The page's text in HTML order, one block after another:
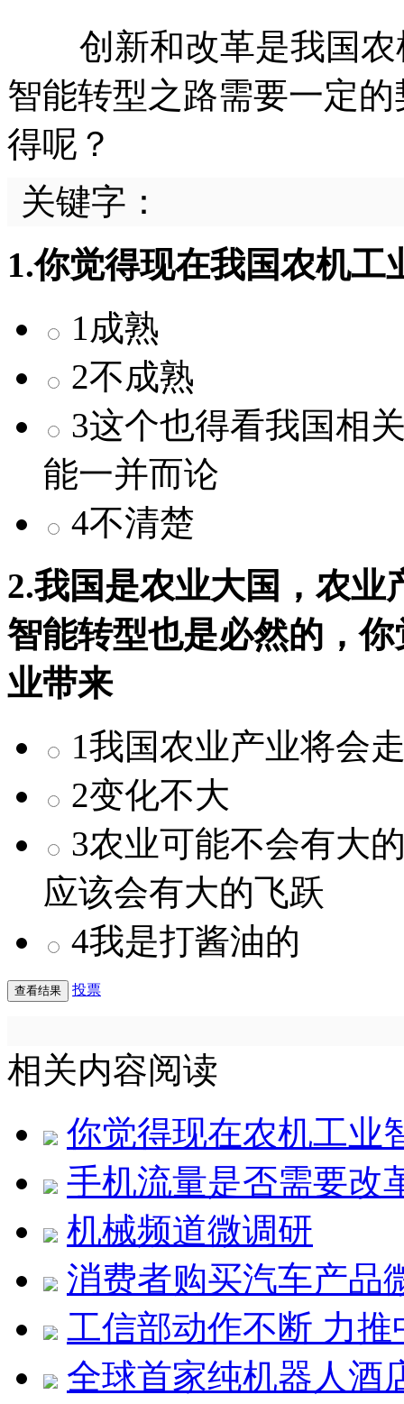
创新和改革是我国农
智能转型之路需要一定
得呢？
关键字：
1.你觉得现在我国农机
1成熟
2不成熟
3这个也得看我国相
能一并而论
4不清楚
2.我国是农业大国，农
智能转型也是必然的，
业带来
1我国农业产业将会
2变化不大
3农业可能不会有大
应该会有大的飞跃
4我是打酱油的
投票
相关内容阅读
你觉得现在农机工业
手机流量是否需要改
机械频道微调研
消费者购买汽车产品
工信部动作不断 力
全球首家纯机器人酒